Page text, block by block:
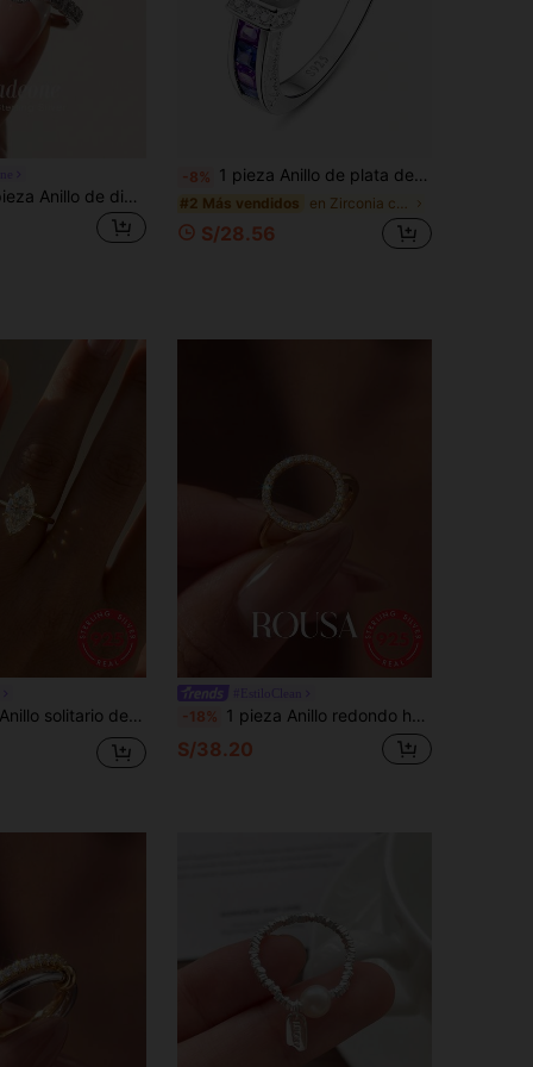
MADEONE 1 pieza Anillo de diamante rosa brillante, anillo de compromiso y boda de joyería de alta gama con circonita cúbica incrustada en plata de ley 925 para mujer, lujoso y exquisito
-8% 1 pieza Anillo de plata de ley 925, incrustado con exquisita circonita cúbica sintética, talla 6-10, adecuado para el uso diario de las mujeres, viene con caja de regalo
#2 Más vendidos
S/28.56
de compromiso, anillo de boda, anillo de promesa de plata de ley 925 para mujer, anillo de eternidad, regalo de joyería exquisita -18% 1 pieza Anillo redondo hueco, Anillo de banda delgada de plata de ley 925 para mujer, Anillo para el pulgar, Regalo de joyería exquisita
S/38.20